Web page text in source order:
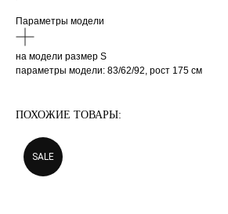
Параметры модели
на модели размер S
параметры модели: 83/62/92, рост 175 см
ПОХОЖИЕ ТОВАРЫ:
SALE